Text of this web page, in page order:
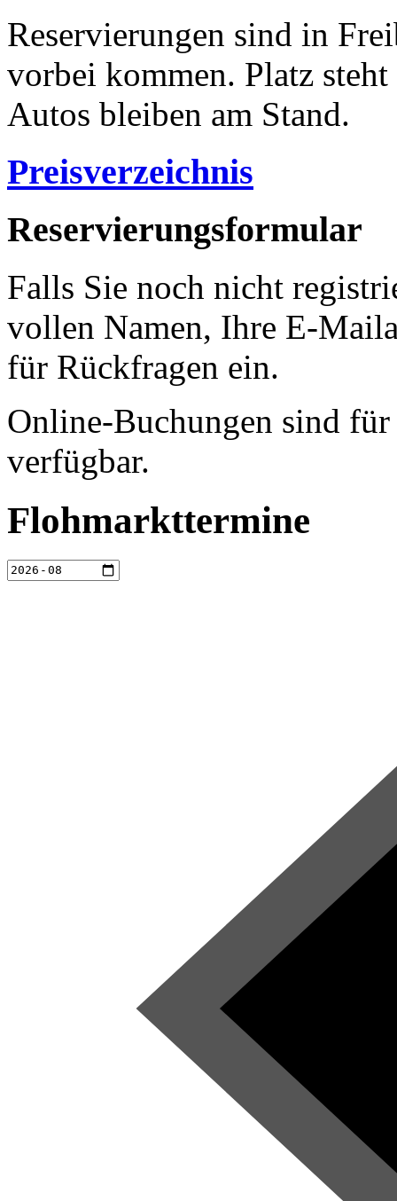
Reservierungen sind in
vorbei kommen. Platz
Autos bleiben am Stand.
Preisverzeichnis
Reservierungsformular
Falls Sie noch nicht
vollen Namen, Ihre E-
für Rückfragen ein.
Online-Buchungen sind
verfügbar.
Flohmarkttermine